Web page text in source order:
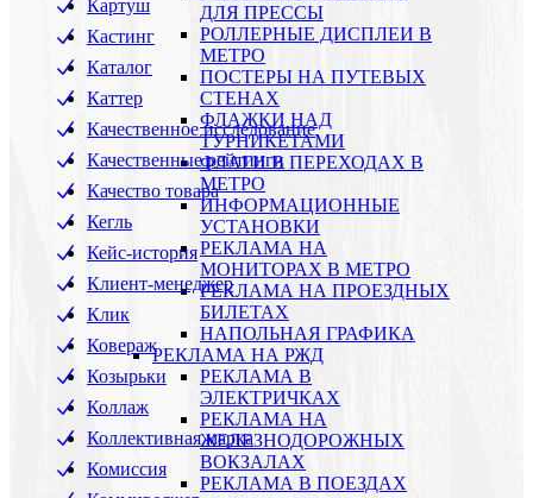
ДЛЯ ПРЕССЫ
РОЛЛЕРНЫЕ ДИСПЛЕИ В
МЕТРО
ПОСТЕРЫ НА ПУТЕВЫХ
СТЕНАХ
ФЛАЖКИ НАД
ТУРНИКЕТАМИ
ФЛАГИ В ПЕРЕХОДАХ В
МЕТРО
ИНФОРМАЦИОННЫЕ
УСТАНОВКИ
РЕКЛАМА НА
МОНИТОРАХ В МЕТРО
РЕКЛАМА НА ПРОЕЗДНЫХ
БИЛЕТАХ
НАПОЛЬНАЯ ГРАФИКА
РЕКЛАМА НА РЖД
РЕКЛАМА В
ЭЛЕКТРИЧКАХ
РЕКЛАМА НА
ЖЕЛЕЗНОДОРОЖНЫХ
ВОКЗАЛАХ
РЕКЛАМА В ПОЕЗДАХ
Картуш
Кастинг
Каталог
Каттер
Качественное исследование
Качественные рейтинги
Качество товара
Кегль
Кейс-история
Клиент-менеджер
Клик
Ковераж
Козырьки
Коллаж
Коллективная марка
Комиссия